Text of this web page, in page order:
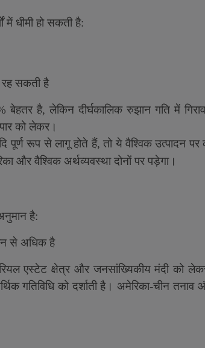
में धीमी हो सकती है:
रह सकती है
बेहतर है, लेकिन दीर्घकालिक रुझान गति में
को लेकर।
पूर्ण रूप से लागू होते हैं,तो ये वैश्विक उत्पादन
और वैश्विक अर्थव्यवस्था दोनों पर पड़ेगा।
है:
से अधिक है
एस्टेट क्षेत्र और जनसांख्यिकीय मंदी को
गतिविधि को दर्शाती है। अमेरिका-चीन